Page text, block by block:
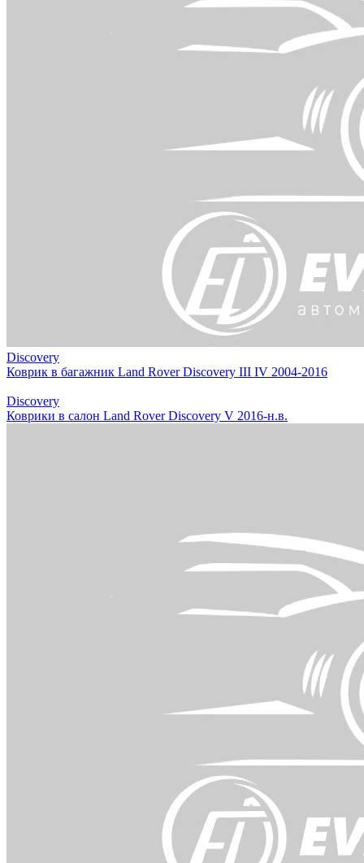
Discovery
Коврик в багажник Land Rover Discovery III IV 2004-2016
Discovery
Коврики в салон Land Rover Discovery V 2016-н.в.